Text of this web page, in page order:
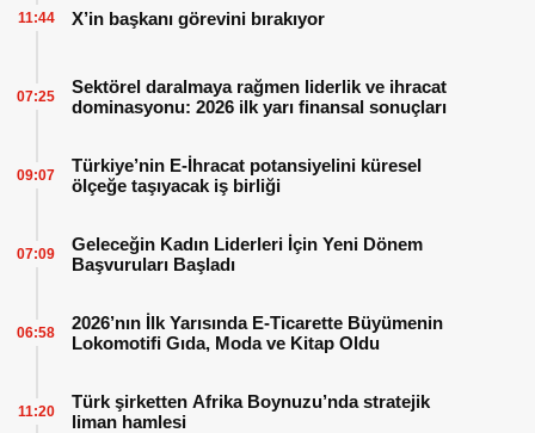
X’in başkanı görevini bırakıyor
11:44
Sektörel daralmaya rağmen liderlik ve ihracat
dominasyonu: 2026 ilk yarı finansal sonuçları
07:25
Türkiye’nin E-İhracat potansiyelini küresel
ölçeğe taşıyacak iş birliği
09:07
Geleceğin Kadın Liderleri İçin Yeni Dönem
Başvuruları Başladı
07:09
2026’nın İlk Yarısında E-Ticarette Büyümenin
Lokomotifi Gıda, Moda ve Kitap Oldu
06:58
Türk şirketten Afrika Boynuzu’nda stratejik
liman hamlesi
11:20